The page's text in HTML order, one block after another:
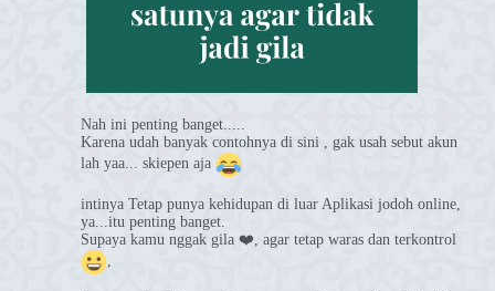
Nah ini penting banget.....
Karena udah banyak contohnya di sini , gak usah sebut akun
lah yaa... skiepen aja
intinya Tetap punya kehidupan di luar Aplikasi jodoh online,
ya...itu penting banget.
Supaya kamu nggak gila ❤️, agar tetap waras dan terkontrol
,